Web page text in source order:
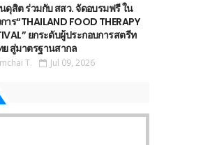
ดุสิต ร่วมกับ สสว. จัดอบรมฟรี ใน
าร“THAILAND FOOD THERAPY
ยกระดับผู้ประกอบการสตรีท
สู่มาตรฐานสากล
T. Jul 09, 2026